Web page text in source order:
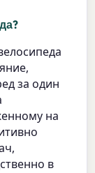
за один
на
в